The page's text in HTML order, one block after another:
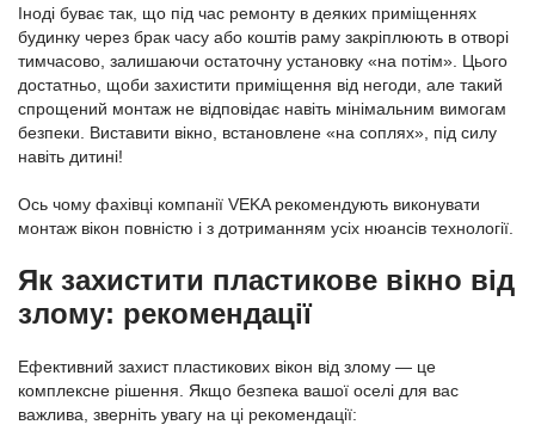
Іноді буває так, що під час ремонту в деяких приміщеннях
будинку через брак часу або коштів раму закріплюють в отворі
тимчасово, залишаючи остаточну установку «на потім». Цього
достатньо, щоби захистити приміщення від негоди, але такий
спрощений монтаж не відповідає навіть мінімальним вимогам
безпеки. Виставити вікно, встановлене «на соплях», під силу
навіть дитині!
Ось чому фахівці компанії VEKA рекомендують виконувати
монтаж вікон повністю і з дотриманням усіх нюансів технології.
Як захистити пластикове вікно від
злому: рекомендації
Ефективний захист пластикових вікон від злому — це
комплексне рішення. Якщо безпека вашої оселі для вас
важлива, зверніть увагу на ці рекомендації: